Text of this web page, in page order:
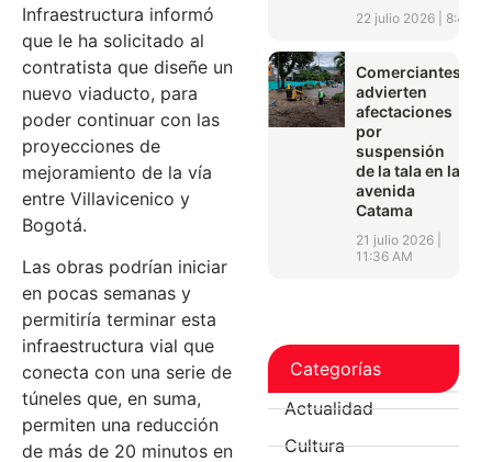
Infraestructura informó
que le ha solicitado al
contratista que diseñe un
nuevo viaducto, para
poder continuar con las
proyecciones de
mejoramiento de la vía
entre Villavicenico y
Bogotá.
Las obras podrían iniciar
en pocas semanas y
permitiría terminar esta
infraestructura vial que
conecta con una serie de
túneles que, en suma,
permiten una reducción
de más de 20 minutos en
22 julio 2026 8:45
Comerciantes
advierten
afectaciones
por
suspensión
de la tala en la
avenida
Catama
21 julio 2026
11:36 AM
Categorías
Actualidad
Cultura